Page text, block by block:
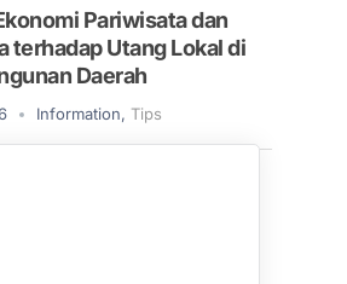
Pariwisata dan
terhadap Utang Lokal di
Daerah
Information, Tips